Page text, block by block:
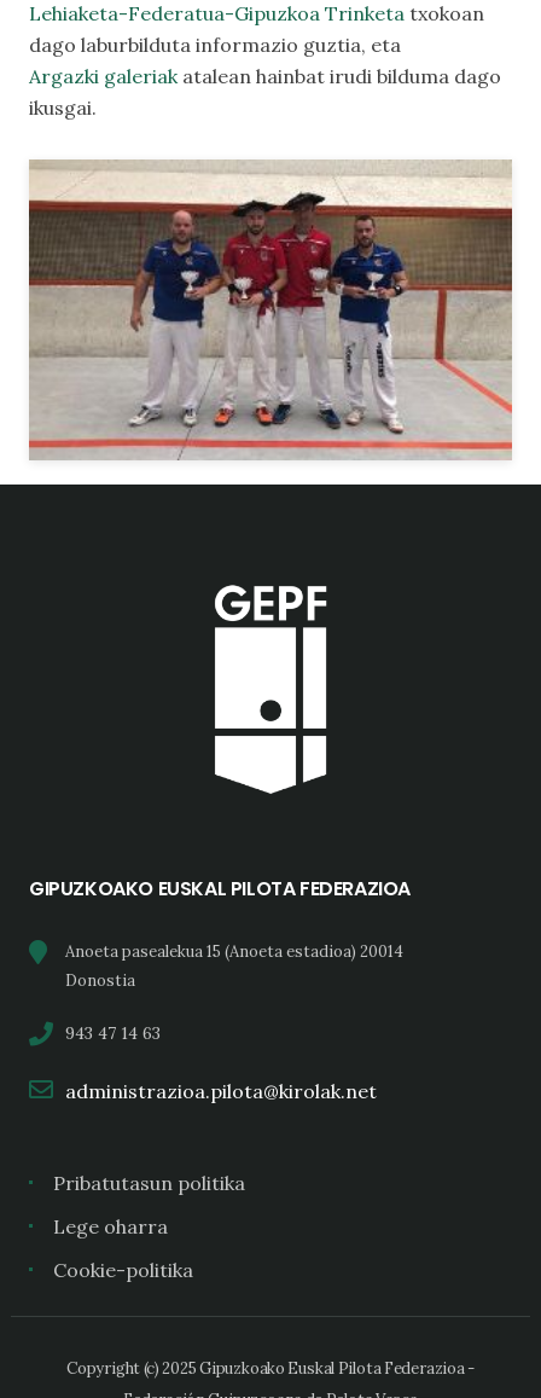
Lehiaketa-Federatua-Gipuzkoa Trinketa txokoan
dago laburbilduta informazio guztia, eta
Argazki galeriakatalean hainbat irudi bilduma dago
ikusgai.
GIPUZKOAKO EUSKAL PILOTA FEDERAZIOA
Anoeta pasealekua 15 (Anoeta estadioa) 20014
Donostia
943 47 14 63
administrazioa.pilota@kirolak.net
Pribatutasun politika
Lege oharra
Cookie-politika
Copyright (c) 2025 Gipuzkoako Euskal Pilota Federazioa -